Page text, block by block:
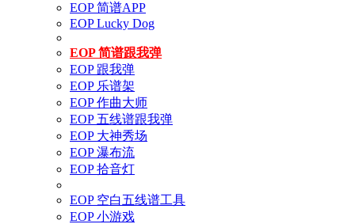
EOP 简谱APP
EOP Lucky Dog
EOP 简谱跟我弹
EOP 跟我弹
EOP 乐谱架
EOP 作曲大师
EOP 五线谱跟我弹
EOP 大神秀场
EOP 瀑布流
EOP 拾音灯
EOP 空白五线谱工具
EOP 小游戏